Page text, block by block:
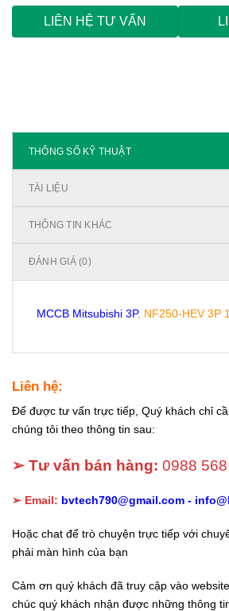
LIÊN HỆ TƯ VẤN
THÔNG SỐ KỸ THUẬT
TÀI LIỆU
THÔNG TIN KHÁC
ĐÁNH GIÁ (0)
MCCB Mitsubishi 3P, NF250-HEV 3P
Liên hệ:
Để được tư vấn trực tiếp, Quý khách chỉ
chúng tôi theo thông tin sau:
➢ Tư vấn bán hàng: 0988
➢ Email: bvtech790@gmail.com -
Hoặc chat để trò chuyện trực tiếp với
phải màn hình của bạn
Cảm ơn quý khách đã truy cập vào website
chúc quý khách nhận được những thông